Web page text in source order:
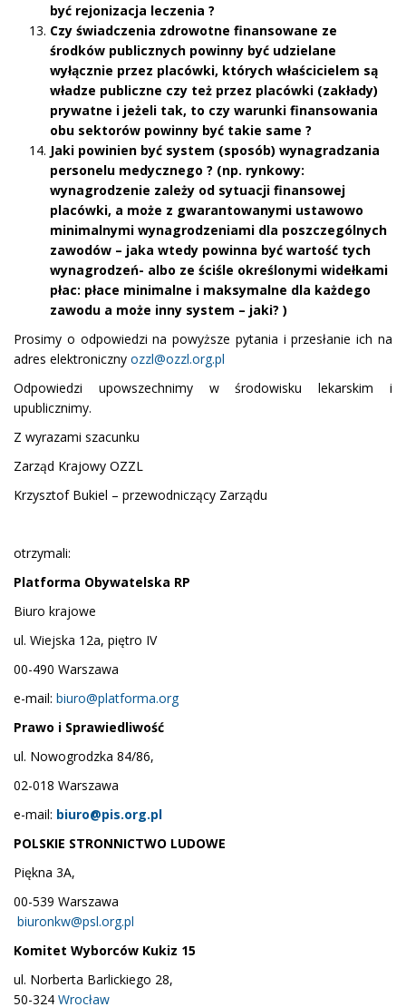
być rejonizacja leczenia ?
Czy świadczenia zdrowotne finansowane ze
środków publicznych powinny być udzielane
wyłącznie przez placówki, których właścicielem są
władze publiczne czy też przez placówki (zakłady)
prywatne i jeżeli tak, to czy warunki finansowania
obu sektorów powinny być takie same ?
Jaki powinien być system (sposób) wynagradzania
personelu medycznego ? (np. rynkowy:
wynagrodzenie zależy od sytuacji finansowej
placówki, a może z gwarantowanymi ustawowo
minimalnymi wynagrodzeniami dla poszczególnych
zawodów – jaka wtedy powinna być wartość tych
wynagrodzeń- albo ze ściśle określonymi widełkami
płac: płace minimalne i maksymalne dla każdego
zawodu a może inny system – jaki? )
Prosimy o odpowiedzi na powyższe pytania i przesłanie ich na
adres elektroniczny ozzl@ozzl.org.pl
Odpowiedzi upowszechnimy w środowisku lekarskim i
upublicznimy.
Z wyrazami szacunku
Zarząd Krajowy OZZL
Krzysztof Bukiel – przewodniczący Zarządu
otrzymali:
Platforma Obywatelska RP
Biuro krajowe
ul. Wiejska 12a, piętro IV
00-490 Warszawa
e-mail: biuro@platforma.org
Prawo i Sprawiedliwość
ul. Nowogrodzka 84/86,
02-018 Warszawa
e-mail: biuro@pis.org.pl
POLSKIE STRONNICTWO LUDOWE
Piękna 3A,
00-539 Warszawa
biuronkw@psl.org.pl
Komitet Wyborców Kukiz 15
ul. Norberta Barlickiego 28,
50-324 Wrocław